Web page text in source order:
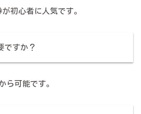
初心者に人気です。
ですか？
ら可能です。